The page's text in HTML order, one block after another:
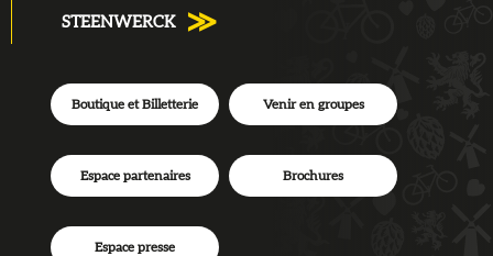
STEENWERCK
Boutique et Billetterie Venir en groupes
Espace partenaires Brochures
Espace presse